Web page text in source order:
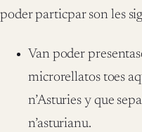
poder particpar son les
Van poder
microrellatos toes
n’Asturies y que
n’asturianu.